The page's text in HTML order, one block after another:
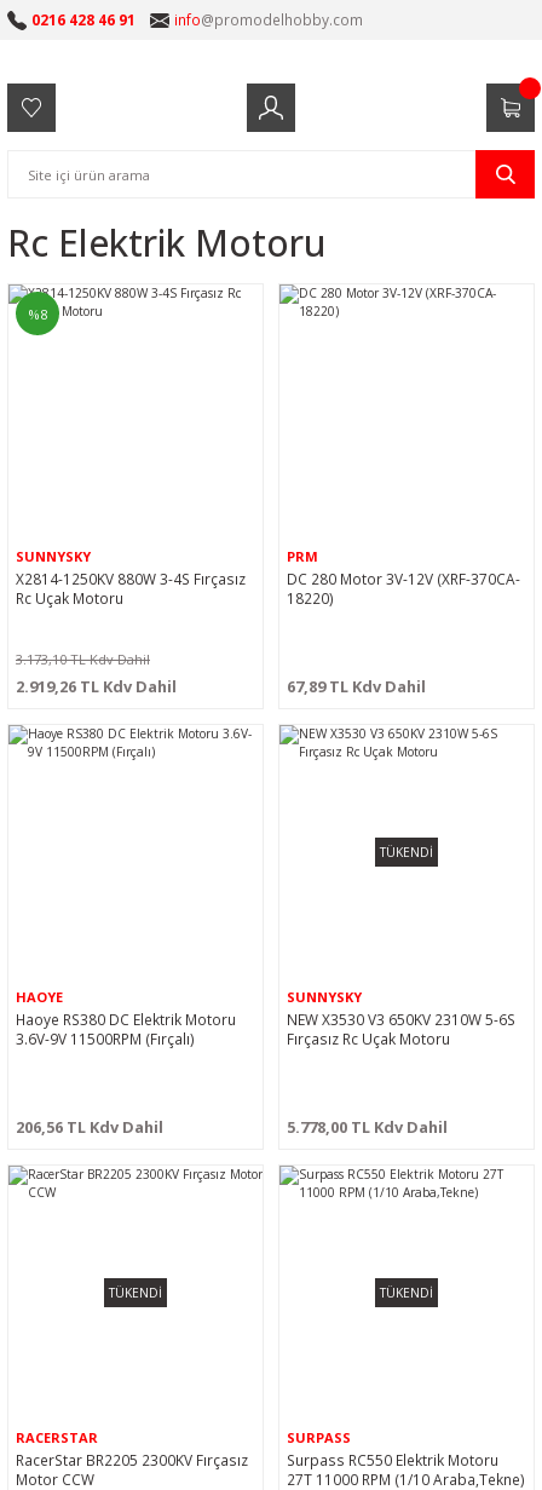
0216 428 46 91 info@promodelhobby.com
Rc Elektrik Motoru
%8
SUNNYSKY
X2814-1250KV 880W 3-4S Fırçasız
Rc Uçak Motoru
3.173,10 TL Kdv Dahil
2.919,26 TL Kdv Dahil
PRM
DC 280 Motor 3V-12V (XRF-370CA-
18220)
67,89 TL Kdv Dahil
HAOYE
Haoye RS380 DC Elektrik Motoru
3.6V-9V 11500RPM (Fırçalı)
206,56 TL Kdv Dahil
TÜKENDİ
SUNNYSKY
NEW X3530 V3 650KV 2310W 5-6S
Fırçasız Rc Uçak Motoru
5.778,00 TL Kdv Dahil
TÜKENDİ
RACERSTAR
RacerStar BR2205 2300KV Fırçasız
Motor CCW
TÜKENDİ
SURPASS
Surpass RC550 Elektrik Motoru
27T 11000 RPM (1/10 Araba,Tekne)